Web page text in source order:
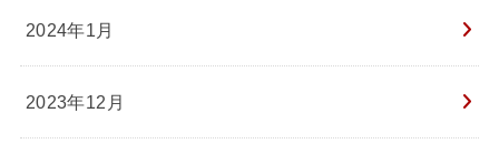
2024年1月
2023年12月